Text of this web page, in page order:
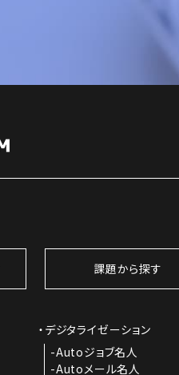
課題から探す
デジタライゼーション
Autoジョブ名人
Autoメール名人